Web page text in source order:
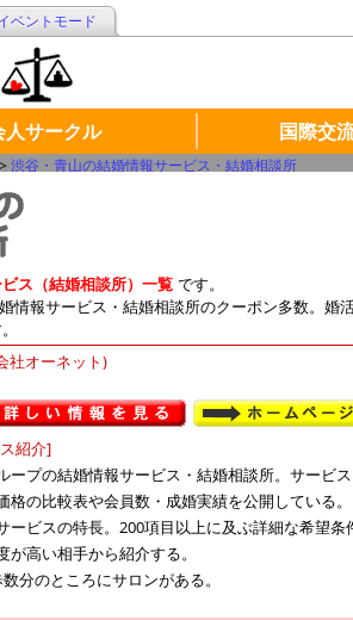
ベントモード
人サークル 国際交
渋谷・青山の結婚情報サービス・結婚相談所
ス（結婚相談所）一覧 です。
情報サービス・結婚相談所のクーポン多数。
社オーネット)
紹介]
ープの結婚情報サービス・結婚相談所。サービ
格の比較表や会員数・成婚実績を公開している
ービスの特長。200項目以上に及ぶ詳細な希望
が高い相手から紹介する。
分のところにサロンがある。